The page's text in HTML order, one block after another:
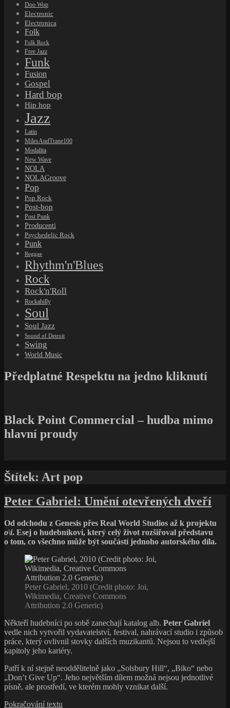
Doo Wop
Electronic
Electronica
Folk
Folk Rock
Free Jazz
Funk
Fusion
Gospel
Hard bop
Hip hop
Jazz
Latin
MilesAndTrane100
Modalita
New Wave
NOLA
NOLAGroove
Pop
Pop Rock
Post-bop
Post Punk
Producenti
Psychedelic Rock
Punk
Reggae
Rhythm'n'Blues
Rock
Rock'n'Roll
Rockabilly
Soul
Soul Jazz
Sound of Detroit
Swing
World Music
Předplatné Respektu na jedno kliknutí
Black Point Commercial – hudba mimo
hlavní proudy
Štítek: Art pop
Peter Gabriel: Umění otevřených dveří
Od odchodu z Genesis přes Real World Studios až k projektu
o\i. Esej o hudebníkovi, který celý život rozšiřoval představu
o tom, co všechno může být součástí jednoho autorského díla.
Peter Gabriel, 2010 (Credit photo: Joi,
Wikimedia, Creative Commons
Attribution 2.0 Generic)
Někteří hudebníci po sobě zanechají katalog alb. Peter Gabriel
vedle nich vytvořil vydavatelství, festival, nahrávací studio i způsob
práce, který ovlivnil stovky dalších muzikantů. Nejsou to vedlejší
kapitoly jeho kariéry.
Patří k ní stejně neoddělitelně jako „Solsbury Hill“, „Biko“ nebo
„Don’t Give Up“. Jeho největším dílem možná nejsou jednotlivé
písně, ale prostředí, ve kterém mohly vznikat další.
Pokračování textu